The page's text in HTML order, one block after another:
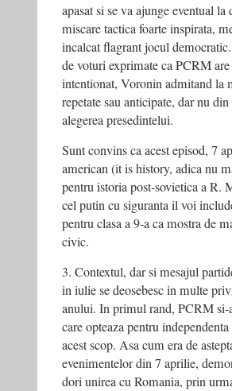
apasat si se va ajunge eventual
miscare tactica foarte inspirata,
incalcat flagrant jocul
de voturi exprimate ca PCRM
intentionat, Voronin admitand la
repetate sau anticipate, dar nu
alegerea presedintelui.
Sunt convins ca acest episod, 7
american (it is history, adica nu
pentru istoria post-sovietica a R.
cel putin cu siguranta il voi
pentru clasa a 9-a ca mostra de
civic.
3. Contextul, dar si mesajul
in iulie se deosebesc in multe
anului. In primul rand, PCRM si-
care opteaza pentru
acest scop. Asa cum era de
evenimentelor din 7 aprilie,
dori unirea cu Romania, prin